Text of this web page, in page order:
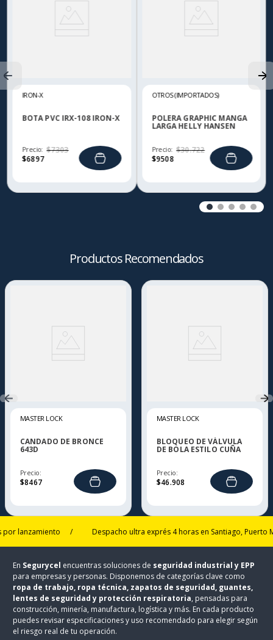
IRON-X
BOTA PVC IRX-108 IRON-X
Precio:
$6897
$7303
OTROS (IMPORTADOS)
POLERA GRAPHIC MANGA
LARGA HELLY HANSEN
Precio:
$9508
$30.722
Productos Recomendados
MASTER LOCK
CANDADO DE BRONCE
643D
Precio:
$8467
MASTER LOCK
BLOQUEO DE VÁLVULA
DE BOLA ESTILO CUÑA
Precio:
$46.908
/ Despacho ultra exprés 4 horas en Santiago, Puerto Montt
En Segurycel encuentras soluciones de seguridad industrial y EPP
para empresas y personas. Disponemos de categorías clave como
ropa de trabajo, ropa técnica, zapatos de seguridad, guantes,
lentes de seguridad y protección respiratoria, pensadas para
construcción, minería, manufactura, logística y más. En cada producto
puedes revisar especificaciones y uso recomendado para elegir según
el riesgo real de tu operación.